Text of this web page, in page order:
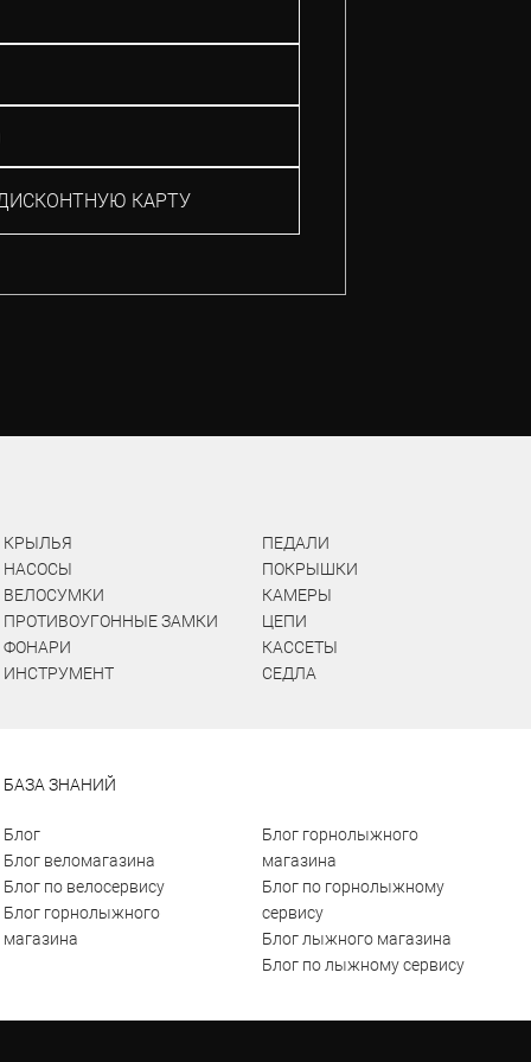
КАРТУ
КРЫЛЬЯ
НАСОСЫ
ВЕЛОСУМКИ
ПРОТИВОУГОННЫЕ ЗАМКИ
ФОНАРИ
ИНСТРУМЕНТ
ПЕДАЛИ
ПОКРЫШКИ
КАМЕРЫ
ЦЕПИ
КАССЕТЫ
СЕДЛА
БАЗА ЗНАНИЙ
Блог
Блог веломагазина
Блог по велосервису
Блог горнолыжного
магазина
Блог горнолыжного
магазина
Блог по горнолыжному
сервису
Блог лыжного магазина
Блог по лыжному сервису